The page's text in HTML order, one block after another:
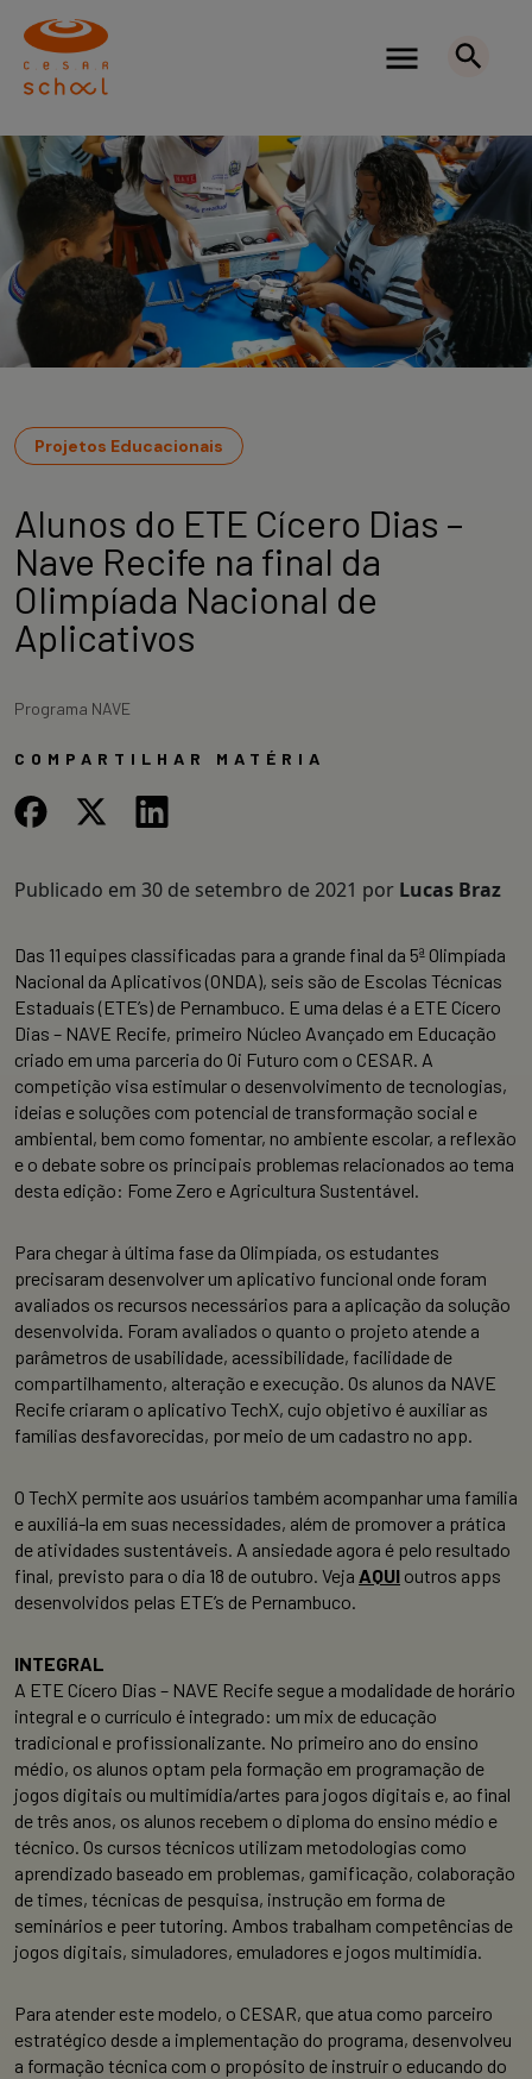
Projetos Educacionais
Alunos do ETE Cícero Dias –
Nave Recife na final da
Olimpíada Nacional de
Aplicativos
Programa NAVE
COMPARTILHAR MATÉRIA
Publicado em 30 de setembro de 2021 por Lucas Braz
Das 11 equipes classificadas para a grande final da 5ª Olimpíada
Nacional da Aplicativos (ONDA), seis são de Escolas Técnicas
Estaduais (ETE’s) de Pernambuco. E uma delas é a ETE Cícero
Dias – NAVE Recife, primeiro Núcleo Avançado em Educação
criado em uma parceria do Oi Futuro com o CESAR. A
competição visa estimular o desenvolvimento de tecnologias,
ideias e soluções com potencial de transformação social e
ambiental, bem como fomentar, no ambiente escolar, a reflexão
e o debate sobre os principais problemas relacionados ao tema
desta edição: Fome Zero e Agricultura Sustentável.
Para chegar à última fase da Olimpíada, os estudantes
precisaram desenvolver um aplicativo funcional onde foram
avaliados os recursos necessários para a aplicação da solução
desenvolvida. Foram avaliados o quanto o projeto atende a
parâmetros de usabilidade, acessibilidade, facilidade de
compartilhamento, alteração e execução. Os alunos da NAVE
Recife criaram o aplicativo TechX, cujo objetivo é auxiliar as
famílias desfavorecidas, por meio de um cadastro no app.
O TechX permite aos usuários também acompanhar uma família
e auxiliá-la em suas necessidades, além de promover a prática
de atividades sustentáveis. A ansiedade agora é pelo resultado
final, previsto para o dia 18 de outubro. Veja AQUI outros apps
desenvolvidos pelas ETE’s de Pernambuco.
INTEGRAL
A ETE Cícero Dias – NAVE Recife segue a modalidade de horário
integral e o currículo é integrado: um mix de educação
tradicional e profissionalizante. No primeiro ano do ensino
médio, os alunos optam pela formação em programação de
jogos digitais ou multimídia/artes para jogos digitais e, ao final
de três anos, os alunos recebem o diploma do ensino médio e
técnico. Os cursos técnicos utilizam metodologias como
aprendizado baseado em problemas, gamificação, colaboração
de times, técnicas de pesquisa, instrução em forma de
seminários e peer tutoring. Ambos trabalham competências de
jogos digitais, simuladores, emuladores e jogos multimídia.
Para atender este modelo, o CESAR, que atua como parceiro
estratégico desde a implementação do programa, desenvolveu
a formação técnica com o propósito de instruir o educando do